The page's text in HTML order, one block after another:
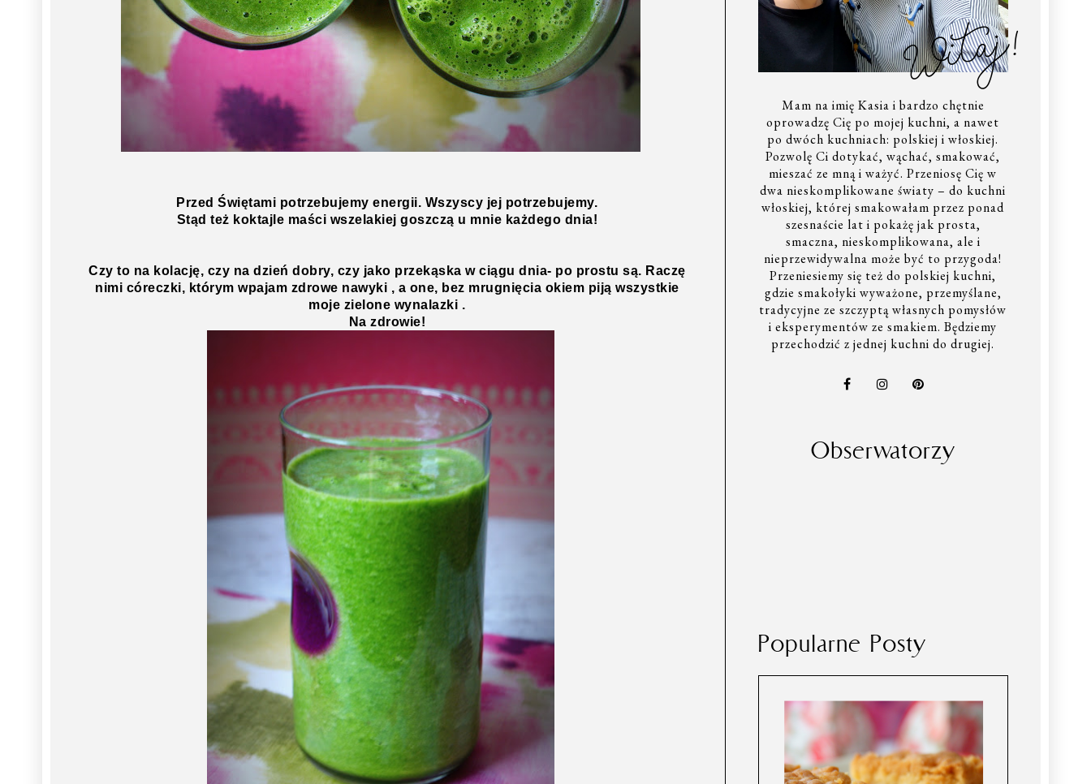
Przed Świętami potrzebujemy energii. Wszyscy jej potrzebujemy.
Stąd też koktajle maści wszelakiej goszczą u mnie każdego dnia!
Czy to na kolację, czy na dzień dobry, czy jako przekąska w ciągu dnia- po prostu są. Raczę
nimi córeczki, którym wpajam zdrowe nawyki , a one, bez mrugnięcia okiem piją wszystkie
moje zielone wynalazki .
Na zdrowie!
Witaj!
Mam na imię Kasia i bardzo chętnie
oprowadzę Cię po mojej kuchni, a nawet
po dwóch kuchniach: polskiej i włoskiej.
Pozwolę Ci dotykać, wąchać, smakować,
mieszać ze mną i ważyć. Przeniosę Cię w
dwa nieskomplikowane światy – do kuchni
włoskiej, której smakowałam przez ponad
szesnaście lat i pokażę jak prosta,
smaczna, nieskomplikowana, ale i
nieprzewidywalna może być to przygoda!
Przeniesiemy się też do polskiej kuchni,
gdzie smakołyki wyważone, przemyślane,
tradycyjne ze szczyptą własnych pomysłów
i eksperymentów ze smakiem. Będziemy
przechodzić z jednej kuchni do drugiej.
Obserwatorzy
Popularne Posty